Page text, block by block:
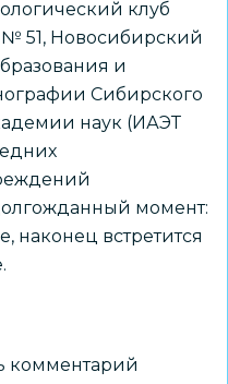
клуб
51, Новосибирский
и
Сибирского
наук (ИАЭТ
момент:
наконец встретится
комментарий